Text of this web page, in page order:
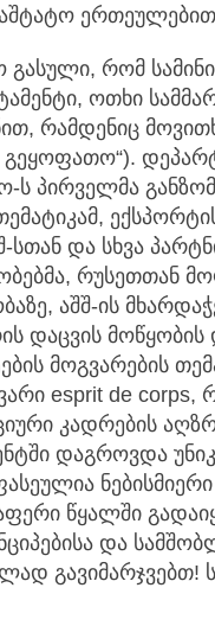
რომ
ოთხი
რამდენიც
გეყოფათო“).
პირველმა
სთან და სხვა
რუსეთთან
აშშ-ის
დაცვის
მოგვარების
esprit de corps,
კადრების
დაგროვდა
ნებისმიერი
წყალში
და
გავიმარჯვებთ!